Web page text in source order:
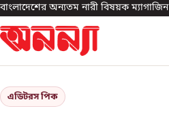
বাংলাদেশের অন্যতম নারী বিষয়ক ম্যাগাজিন
এডিটরস পিক